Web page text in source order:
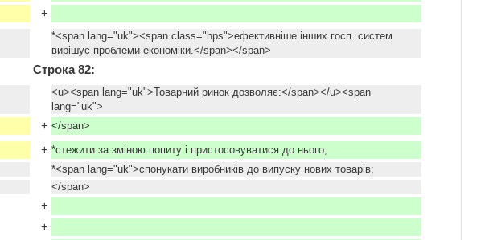
+
*<span lang="uk"><span class="hps">ефективніше інших госп. систем
вирішує проблеми економіки.</span></span>
Строка 82:
<u><span lang="uk">Товарний ринок дозволяє:</span></u><span
lang="uk">
+ </span>
+ *стежити за зміною попиту і пристосовуватися до нього;
*<span lang="uk">спонукати виробників до випуску нових товарів;
</span>
+
+